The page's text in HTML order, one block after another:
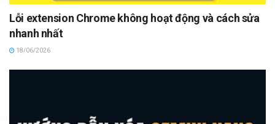
Lỗi extension Chrome không hoạt động và cách sửa
nhanh nhất
18/06/2026